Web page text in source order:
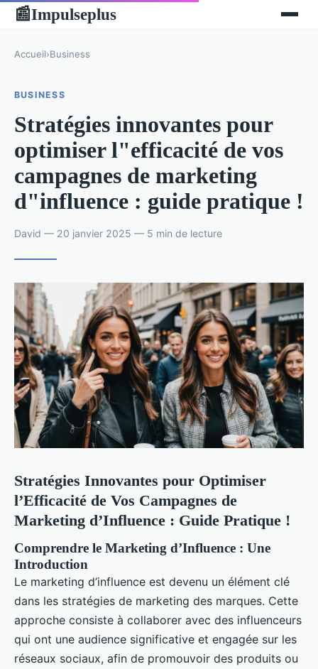
📰Impulseplus
Accueil›Business
BUSINESS
Stratégies innovantes pour
optimiser l"efficacité de vos
campagnes de marketing
d"influence : guide pratique !
David — 20 janvier 2025 — 5 min de lecture
Stratégies Innovantes pour Optimiser
l’Efficacité de Vos Campagnes de
Marketing d’Influence : Guide Pratique !
Comprendre le Marketing d’Influence : Une
Introduction
Le marketing d’influence est devenu un élément clé
dans les stratégies de marketing des marques. Cette
approche consiste à collaborer avec des influenceurs
qui ont une audience significative et engagée sur les
réseaux sociaux, afin de promouvoir des produits ou